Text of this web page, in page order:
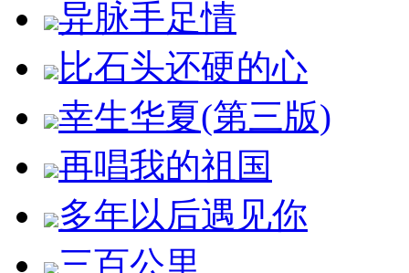
异脉手足情
比石头还硬的心
幸生华夏(第三版)
再唱我的祖国
多年以后遇见你
三百公里